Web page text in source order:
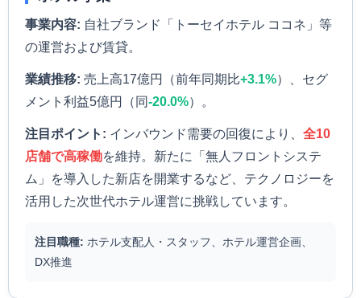
事業内容: 自社ブランド「トーセイホテル ココネ」等
の運営および賃貸。
業績推移: 売上高17億円（前年同期比+3.1%）、セグ
メント利益5億円（同-20.0%）。
注目ポイント: インバウンド需要の回復により、 全10
店舗で高稼働を維持。新たに「無人フロントシステ
ム」を導入した新店を開業するなど、テクノロジーを
活用した次世代ホテル運営に挑戦しています。
注目職種: ホテル支配人・スタッフ、ホテル運営企画、
DX推進